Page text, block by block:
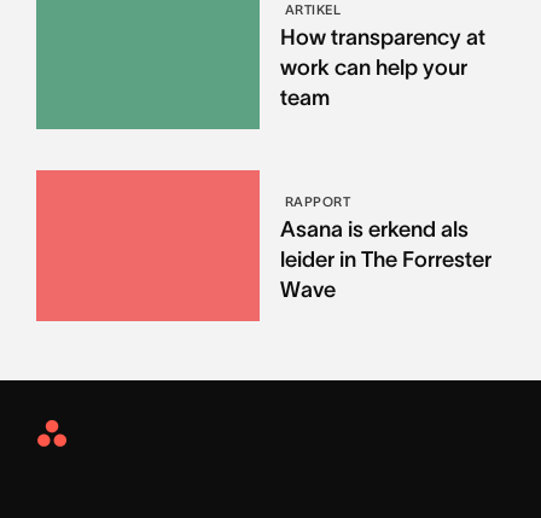
ARTIKEL
How transparency at
work can help your
team
RAPPORT
Asana is erkend als
leider in The Forrester
Wave
Asana